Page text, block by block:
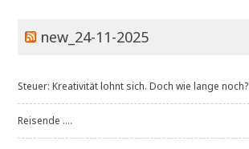
new_24-11-2025
Steuer: Kreativität lohnt sich. Doch wie lange noch?
Reisende ....